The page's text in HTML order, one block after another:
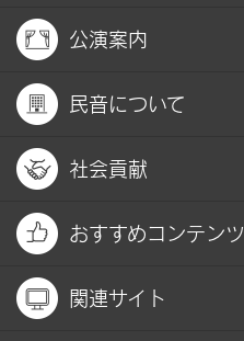
公演案内
民音について
社会貢献
おすすめコンテンツ
関連サイト